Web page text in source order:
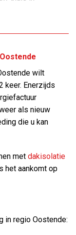
wilt
keer. Enerzijds
als nieuw
die u kan
met dakisolatie
het aankomt op
in regio Oostende: